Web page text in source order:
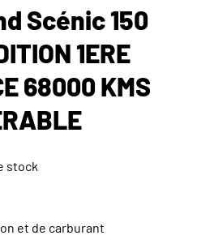
Scénic 150
1ERE
68000 KMS
stock
et de carburant